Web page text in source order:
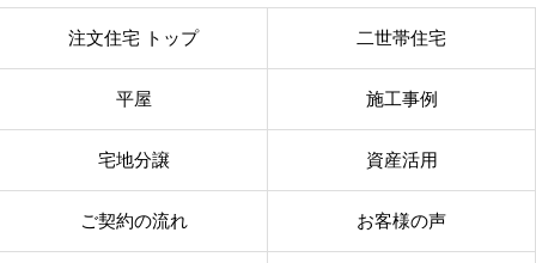
注文住宅 トップ 二世帯住宅
平屋 施工事例
宅地分譲 資産活用
ご契約の流れ お客様の声